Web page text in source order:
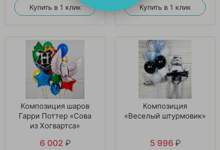
Купить в 1 клик Купить в 1 клик
Композиция шаров
Гарри Поттер «Сова
из Хогвартса»
6 002 ₽
Композиция
«Веселый штурмовик»
5 996 ₽